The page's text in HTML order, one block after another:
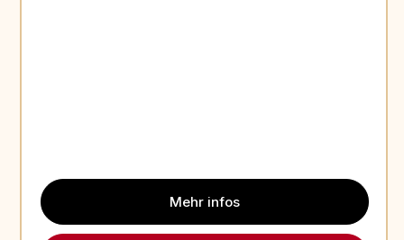
Mehr infos